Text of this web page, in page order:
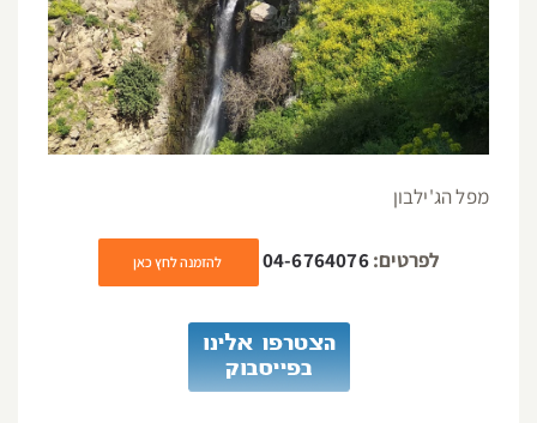
מפל הג'ילבון
לפרטים:04-6764076 להזמנה לחץ כאן